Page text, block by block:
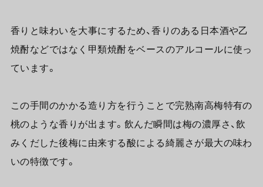
香りと味わいを大事にするため、香りのある日本酒や乙
焼酎などではなく甲類焼酎をベースのアルコールに使っ
ています。
この手間のかかる造り方を行うことで完熟南高梅特有の
桃のような香りが出ます。飲んだ瞬間は梅の濃厚さ、飲
みくだした後梅に由来する酸による綺麗さが最大の味わ
いの特徴です。